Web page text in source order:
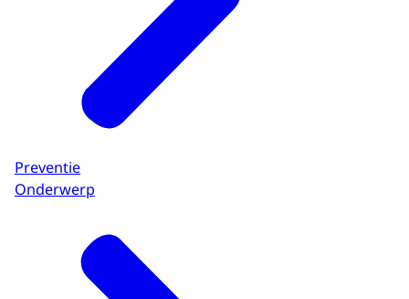
Preventie
Onderwerp